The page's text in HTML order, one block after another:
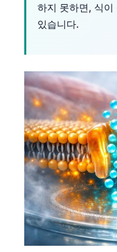
하지 못하면, 식이
있습니다.